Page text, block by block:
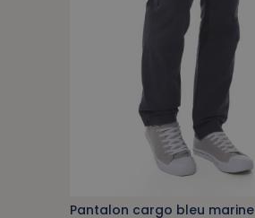
Pantalon cargo bleu marine